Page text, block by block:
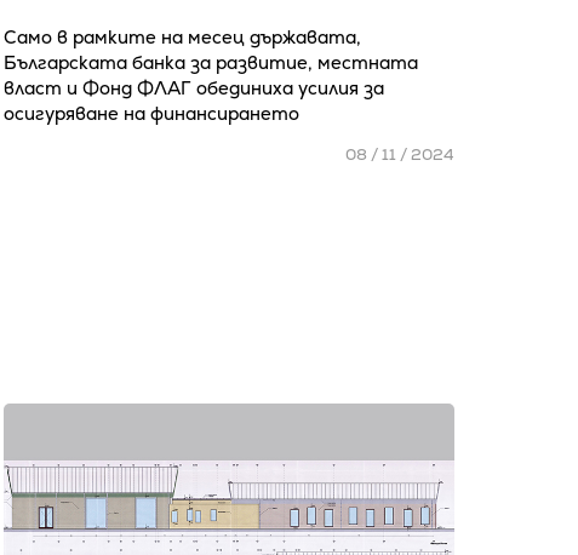
Само в рамките на месец държавата,
Българската банка за развитие, местната
власт и Фонд ФЛАГ обединиха усилия за
осигуряване на финансирането
08 / 11 / 2024